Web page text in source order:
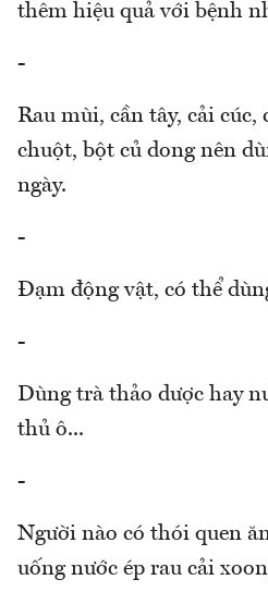
thêm hiệu quả với bệnh
-
Rau mùi, cần tây, cải cúc,
chuột, bột củ dong nên
ngày.
-
Đạm động vật, có thể
-
Dùng trà thảo dược hay
thủ ô...
-
Người nào có thói quen
uống nước ép rau cải